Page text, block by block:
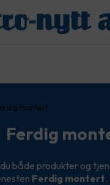
montert
Ferdig
både produkter og
Ferdig montert